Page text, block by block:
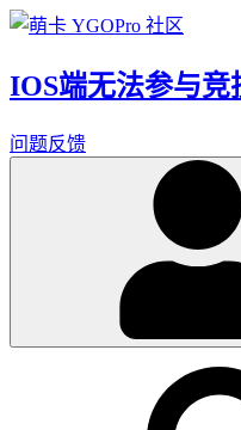
IOS端无法参与竞
问题反馈